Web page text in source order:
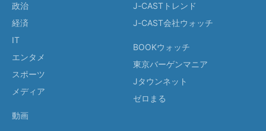
政治
経済
IT
エンタメ
スポーツ
メディア
動画
J-CASTトレンド
J-CAST会社ウォッチ
BOOKウォッチ
東京バーゲンマニア
Jタウンネット
ゼロまる